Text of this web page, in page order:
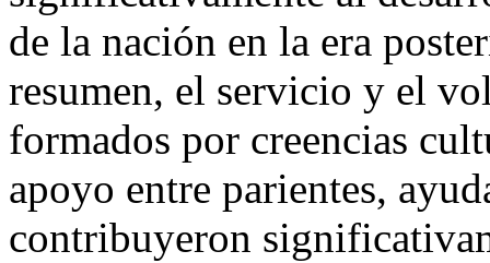
de la nación en la era
resumen, el servicio y el
formados por creencias
apoyo entre parientes,
contribuyeron